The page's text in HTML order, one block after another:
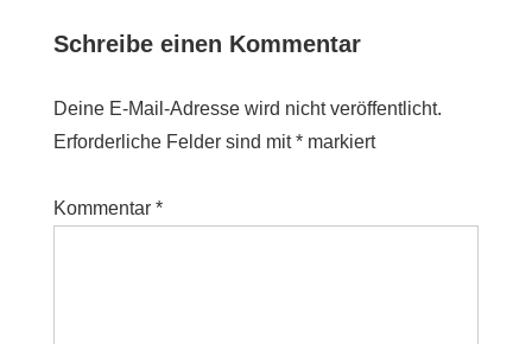
Schreibe einen Kommentar
Deine E-Mail-Adresse wird nicht veröffentlicht.
Erforderliche Felder sind mit* markiert
Kommentar *